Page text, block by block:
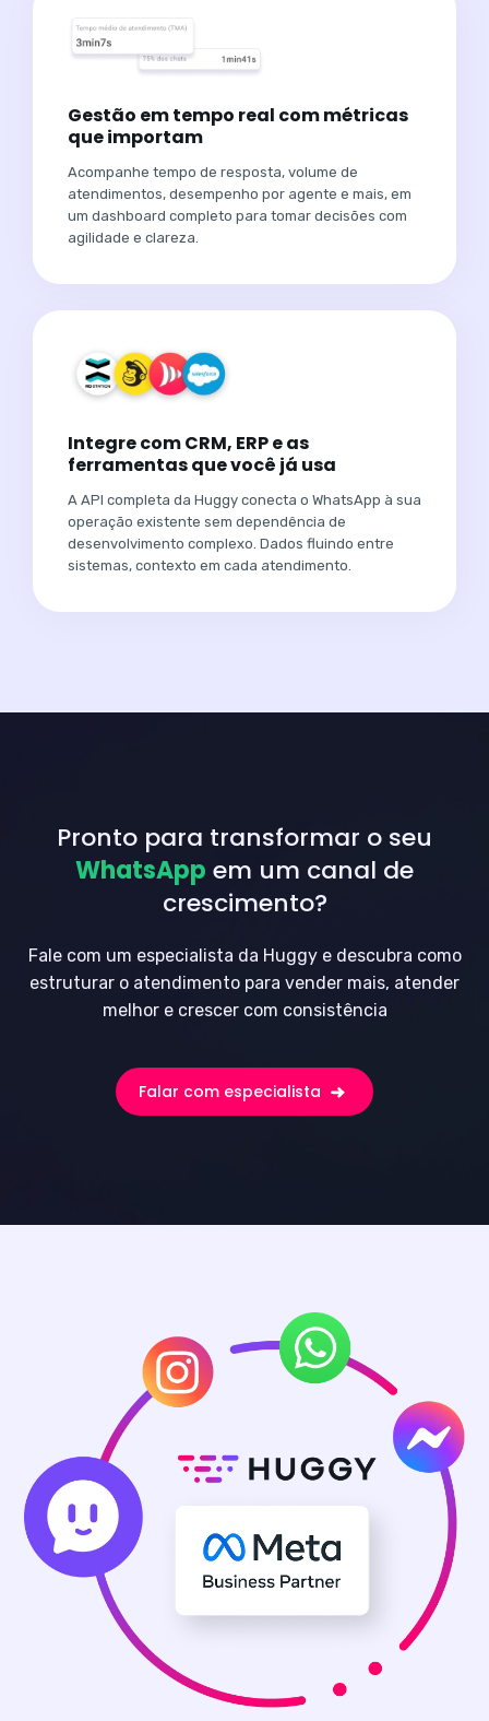
Gestão em tempo real com métricas
que importam
Acompanhe tempo de resposta, volume de
atendimentos, desempenho por agente e mais, em
um dashboard completo para tomar decisões com
agilidade e clareza.
Integre com CRM, ERP e as
ferramentas que você já usa
A API completa da Huggy conecta o WhatsApp à sua
operação existente sem dependência de
desenvolvimento complexo. Dados fluindo entre
sistemas, contexto em cada atendimento.
Pronto para transformar o seu
WhatsApp em um canal de
crescimento?
Fale com um especialista da Huggy e descubra como
estruturar o atendimento para vender mais, atender
melhor e crescer com consistência
Falar com especialista